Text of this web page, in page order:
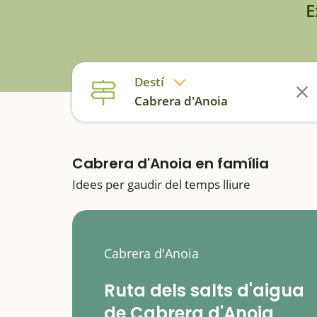
Destí
Cabrera d'Anoia
Cabrera d'Anoia en família
Idees per gaudir del temps lliure
Cabrera d'Anoia
Ruta dels salts d'aigua